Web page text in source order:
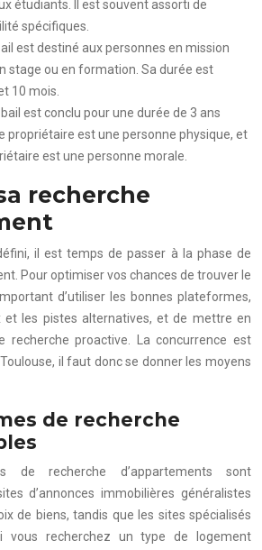
étudiants. Il est souvent assorti de
spécifiques.
est destiné aux personnes en mission
stage ou en formation. Sa durée est
10 mois.
est conclu pour une durée de 3 ans
propriétaire est une personne physique, et
est une personne morale.
recherche
il est temps de passer à la phase de
Pour optimiser vos chances de trouver le
d’utiliser les bonnes plateformes,
et les pistes alternatives, et de mettre en
recherche proactive. La concurrence est
il faut donc se donner les moyens
de recherche
de recherche d’appartements sont
d’annonces immobilières généralistes
de biens, tandis que les sites spécialisés
vous recherchez un type de logement